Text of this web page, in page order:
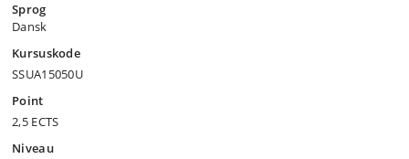
Sprog
Dansk
Kursuskode
SSUA15050U
Point
2,5 ECTS
Niveau